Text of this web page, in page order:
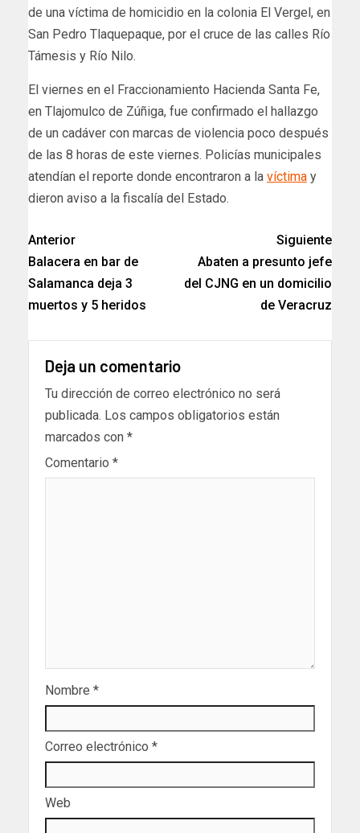
de una víctima de homicidio en la colonia El Vergel, en
San Pedro Tlaquepaque, por el cruce de las calles Río
Támesis y Río Nilo.
El viernes en el Fraccionamiento Hacienda Santa Fe,
en Tlajomulco de Zúñiga, fue confirmado el hallazgo
de un cadáver con marcas de violencia poco después
de las 8 horas de este viernes. Policías municipales
atendían el reporte donde encontraron a la víctima y
dieron aviso a la fiscalía del Estado.
Anterior
Balacera en bar de
Salamanca deja 3
muertos y 5 heridos
Siguiente
Abaten a presunto jefe
del CJNG en un domicilio
de Veracruz
Deja un comentario
Tu dirección de correo electrónico no será
publicada. Los campos obligatorios están
marcados con *
Comentario *
Nombre *
Correo electrónico *
Web